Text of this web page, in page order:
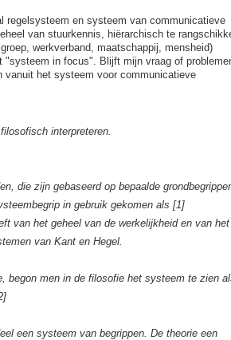
regelsysteem en systeem van communicatieve
van stuurkennis, hiërarchisch te
werkverband, maatschappij, mensheid)
in focus". Blijft mijn vraag of
vanuit het systeem voor communicatieve
interpreteren.
die zijn gebaseerd op bepaalde
in gebruik gekomen als [1]
van het geheel van de werkelijkheid en van het
van Kant en Hegel.
begon men in de filosofie het systeem te zien
een systeem van begrippen. De theorie een